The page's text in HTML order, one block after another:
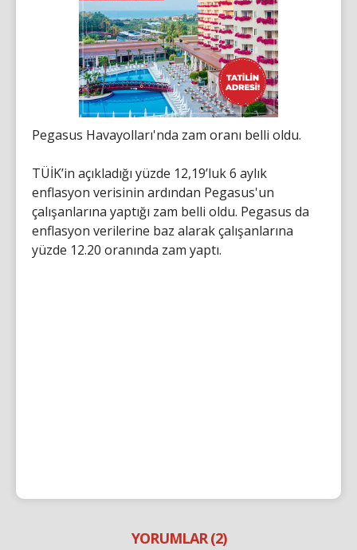
Pegasus Havayolları'nda zam oranı belli oldu.
TÜİK’in açıkladığı yüzde 12,19’luk 6 aylık
enflasyon verisinin ardından Pegasus'un
çalışanlarına yaptığı zam belli oldu. Pegasus da
enflasyon verilerine baz alarak çalışanlarına
yüzde 12.20 oranında zam yaptı.
YORUMLAR (2)